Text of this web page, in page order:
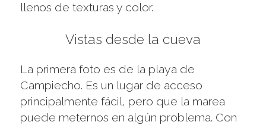
llenos de texturas y color.
Vistas desde la cueva
La primera foto es de la playa de
Campiecho. Es un lugar de acceso
principalmente fácil, pero que la marea
puede meternos en algún problema. Con